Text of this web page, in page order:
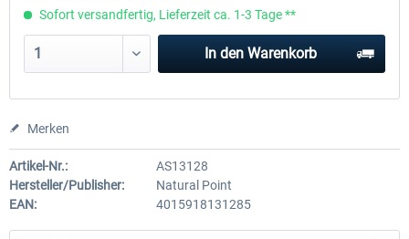
Sofort versandfertig, Lieferzeit ca. 1-3 Tage **
In den Warenkorb
Merken
Artikel-Nr.:
AS13128
Hersteller/Publisher:
Natural Point
EAN:
4015918131285